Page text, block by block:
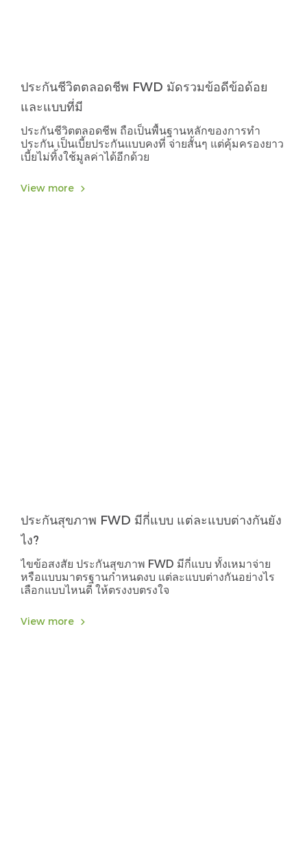
ประกันชีวิตตลอดชีพ FWD มัดรวมข้อดีข้อด้อย
และแบบที่มี
ประกันชีวิตตลอดชีพ ถือเป็นพื้นฐานหลักของการทำ
ประกัน เป็นเบี้ยประกันแบบคงที่ จ่ายสั้นๆ แต่คุ้มครองยาว
เบี้ยไม่ทิ้งใช้มูลค่าได้อีกด้วย
View more
ประกันสุขภาพ FWD มีกี่แบบ แต่ละแบบต่างกันยัง
ไง?
ไขข้อสงสัย ประกันสุขภาพ FWD มีกี่แบบ ทั้งเหมาจ่าย
หรือแบบมาตรฐานกำหนดงบ แต่ละแบบต่างกันอย่างไร
เลือกแบบไหนดี ให้ตรงงบตรงใจ
View more